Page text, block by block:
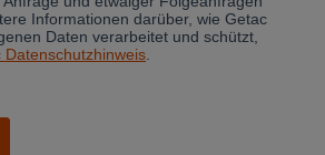
Yes, I agree